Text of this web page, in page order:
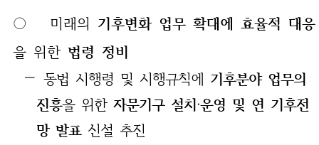
○ 미래의 기후변화 업무 확대에 효율적 대응
을 위한 법령 정비
—동법 시행령 및 시행규칙에 기후분야 업무의
진흥을 위한 자문기구 설치‧운영 및 연 기후전
망 발표신설 추진